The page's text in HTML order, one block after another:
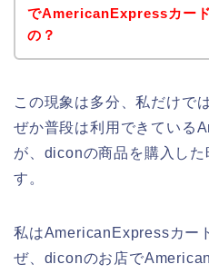
でAmericanExpressカー
の？
この現象は多分、私だけで
ぜか普段は利用できている
が、diconの商品を購入し
す。
私はAmericanExpressカー
ぜ、diconのお店で